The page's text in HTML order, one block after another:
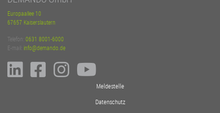
Europaallee 10
67657 Kaiserslautern
Telefon: 0631 8001-6000
E-mail: info@demando.de
Meldestelle
Datenschutz